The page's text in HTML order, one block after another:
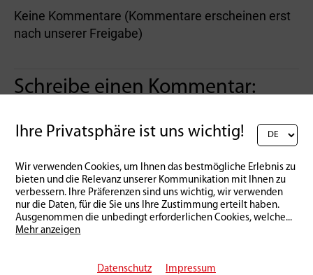
Keine Kommentare (Kommentare erscheinen erst
nach unserer Freigabe)
Schreibe einen Kommentar:
Ihre Privatsphäre ist uns wichtig!
Wir verwenden Cookies, um Ihnen das bestmögliche Erlebnis zu
bieten und die Relevanz unserer Kommunikation mit Ihnen zu
verbessern. Ihre Präferenzen sind uns wichtig, wir verwenden
nur die Daten, für die Sie uns Ihre Zustimmung erteilt haben.
Ausgenommen die unbedingt erforderlichen Cookies, welche...
Mehr anzeigen
Datenschutz Impressum